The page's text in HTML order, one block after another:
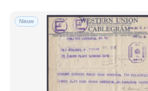
Toepassen
Nieuw